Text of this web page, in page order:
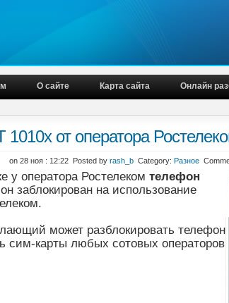
О сайте Карта сайта Онлайн
1010x от оператора
on 28 ноя : 12:22 Posted by rash_b Category: Разное
у оператора Ростелеком телефон
заблокирован на использование
может разблокировать телефон
сим-карты любых сотовых операторов